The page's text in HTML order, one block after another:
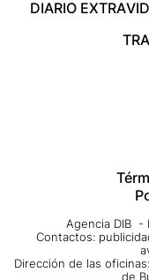
DIARIO EXTRA
Agencia DIB -
Contactos:
Dirección de las
de